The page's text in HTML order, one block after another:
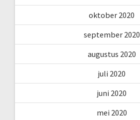
oktober 2020
september 2020
augustus 2020
juli 2020
juni 2020
mei 2020